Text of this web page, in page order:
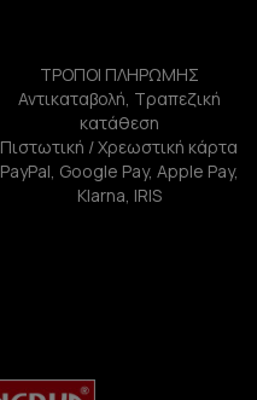
ΤΡΟΠΟΙ ΠΛΗΡΩΜΗΣ
Αντικαταβολή, Τραπεζική
κατάθεση
Πιστωτική / Χρεωστική κάρτα
PayPal, Google Pay, Apple Pay,
Klarna, IRIS